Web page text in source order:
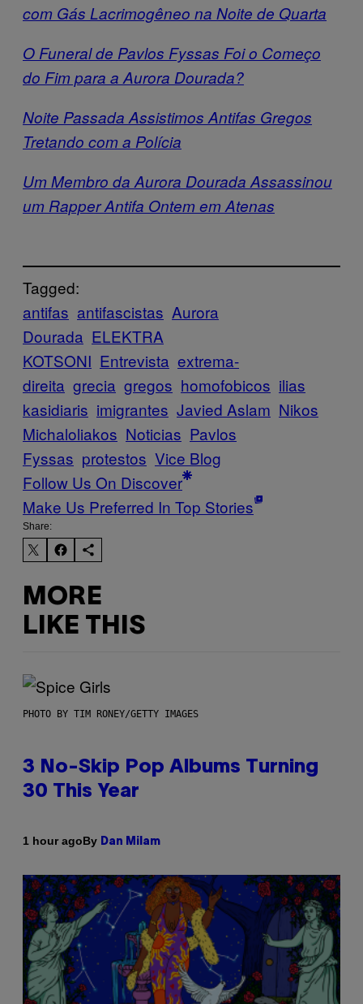
com Gás Lacrimogêneo na Noite de Quarta
O Funeral de Pavlos Fyssas Foi o Começo
do Fim para a Aurora Dourada?
Noite Passada Assistimos Antifas Gregos
Tretando com a Polícia
Um Membro da Aurora Dourada Assassinou
um Rapper Antifa Ontem em Atenas
Tagged:
antifas antifascistas Aurora
Dourada ELEKTRA
KOTSONI Entrevista extrema-
direita grecia gregos homofobicos ilias
kasidiaris imigrantes Javied Aslam Nikos
Michaloliakos Noticias Pavlos
Fyssas protestos Vice Blog
Follow Us On Discover
Make Us Preferred In Top Stories
Share:
MORE
LIKE THIS
PHOTO BY TIM RONEY/GETTY IMAGES
3 No-Skip Pop Albums Turning
30 This Year
1 hour agoBy Dan Milam